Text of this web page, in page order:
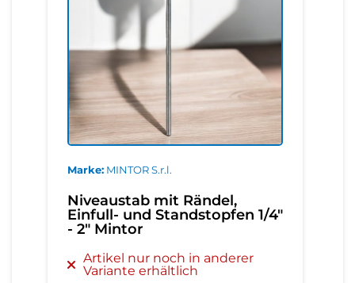
Marke MINTOR S.r.l.
Niveaustab mit Rändel,
Einfull- und Standstopfen 1/4"
- 2" Mintor
Artikel nur noch in anderer
Variante erhältlich